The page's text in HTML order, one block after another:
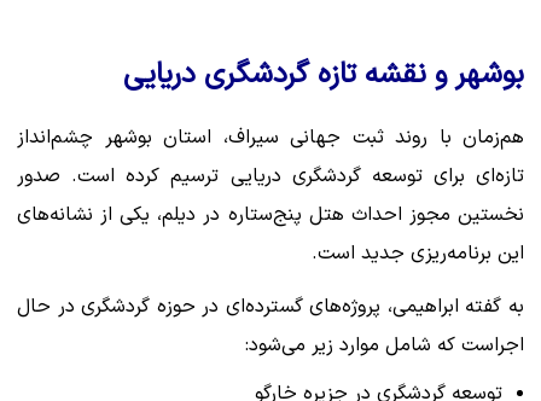
بوشهر و نقشه تازه گردشگری دریایی
هم‌زمان با روند ثبت جهانی سیراف، استان بوشهر چشم‌انداز
تازه‌ای برای توسعه گردشگری دریایی ترسیم کرده است. صدور
نخستین مجوز احداث هتل پنج‌ستاره در دیلم، یکی از نشانه‌های
این برنامه‌ریزی جدید است.
به گفته ابراهیمی، پروژه‌های گسترده‌ای در حوزه گردشگری در حال
اجراست که شامل موارد زیر می‌شود:
توسعه گردشگری در جزیره خارگو